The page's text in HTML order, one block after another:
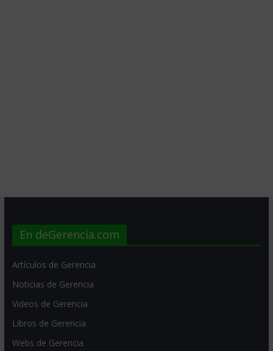
En deGerencia.com
Artículos de Gerencia
Noticias de Gerencia
Videos de Gerencia
Libros de Gerencia
Webs de Gerencia